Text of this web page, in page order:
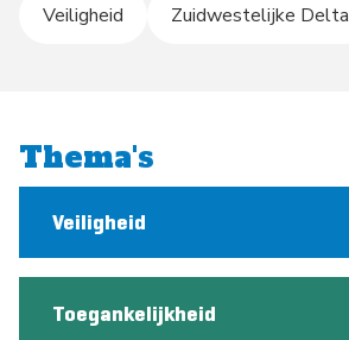
Veiligheid Zuidwestelijke Delta
Thema's
Veiligheid
Toegankelijkheid